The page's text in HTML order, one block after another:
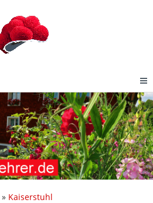
» Kaiserstuhl